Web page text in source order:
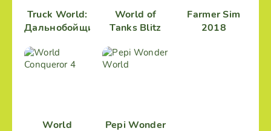
Truck World:
Дальнобойщики
World of
Tanks Blitz
Farmer Sim
2018
World Pepi Wonder